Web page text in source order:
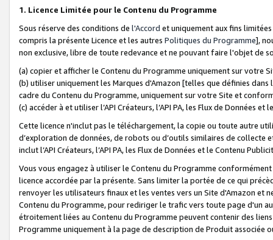
1. Licence Limitée pour le Contenu du Programme
Sous réserve des conditions de l'Accord et uniquement aux fins
compris la présente Licence et les autres Politiques du Programme],
non exclusive, libre de toute redevance et ne pouvant faire l'objet de
(a) copier et afficher le Contenu du Programme uniquement sur votre
(b) utiliser uniquement les Marques d'Amazon [telles que définies dans
cadre du Contenu du Programme, uniquement sur votre Site et
(c) accéder à et utiliser l’API Créateurs, l’API PA, les Flux de Données
Cette licence n'inclut pas le téléchargement, la copie ou toute autre
d’exploration de données, de robots ou d’outils similaires de
inclut l’API Créateurs, l’API PA, les Flux de Données et le Contenu
Vous vous engagez à utiliser le Contenu du Programme
licence accordée par la présente. Sans limiter la portée de ce qui
renvoyer les utilisateurs finaux et les ventes vers un Site d'Amazon et
Contenu du Programme, pour rediriger le trafic vers toute page d'un
étroitement liées au Contenu du Programme peuvent contenir des
Programme uniquement à la page de description de Produit associée